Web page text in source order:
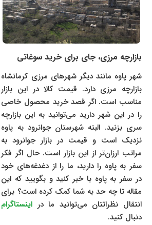
بازارچه مرزی، جای برای خرید سوغاتی
شهر پاوه مانند دیگر شهر‌های مرزی کرمانشاه
بازارچه مرزی دارد. قیمت کالا در این بازار
مناسب است. اگر قصد خرید محصول خاصی
را در این شهر دارید می‌توانید به این بازارچه
سری بزنید. البته شهرستان جوانرود به پاوه
نزدیک است و قیمت در بازار‌ جوانرود به
مراتب ارزان‌تر از این بازار است. حال اگر فکر
سفر به پاوه را دارید، ما را از دغدغه‌های خود
در سفر به پاوه با خبر کنید و بگویید که این
مقاله تا چه حد به شما کمک کرده است؟ برای
انتقال نظراتتان می‌توانید ما در اینستاگرام
دنبال کنید.